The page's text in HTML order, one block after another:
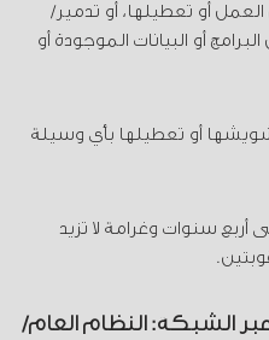
أو تعطيلها، أو تدمير/
أو البيانات الموجودة أو
أو تعطيلها بأي وسيلة
أربع سنوات وغرامة لا تزيد
الشبكة: النظام العام/